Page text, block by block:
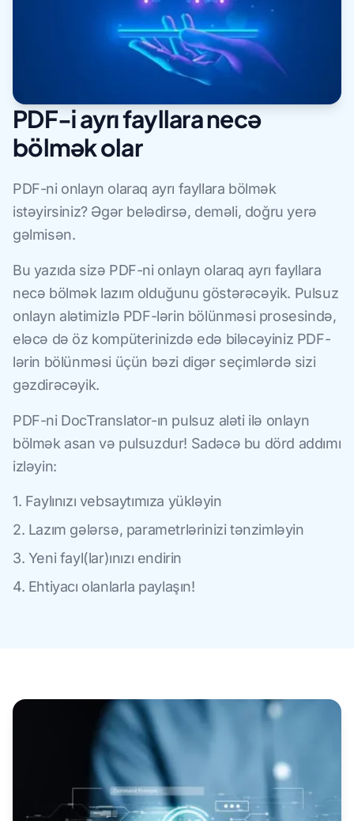
PDF-i ayrı fayllara necə
bölmək olar
PDF-ni onlayn olaraq ayrı fayllara bölmək
istəyirsiniz? Əgər belədirsə, deməli, doğru yerə
gəlmisən.
Bu yazıda sizə PDF-ni onlayn olaraq ayrı fayllara
necə bölmək lazım olduğunu göstərəcəyik. Pulsuz
onlayn alətimizlə PDF-lərin bölünməsi prosesində,
eləcə də öz kompüterinizdə edə biləcəyiniz PDF-
lərin bölünməsi üçün bəzi digər seçimlərdə sizi
gəzdirəcəyik.
PDF-ni DocTranslator-ın pulsuz aləti ilə onlayn
bölmək asan və pulsuzdur! Sadəcə bu dörd addımı
izləyin:
1. Faylınızı vebsaytımıza yükləyin
2. Lazım gələrsə, parametrlərinizi tənzimləyin
3. Yeni fayl(lar)ınızı endirin
4. Ehtiyacı olanlarla paylaşın!